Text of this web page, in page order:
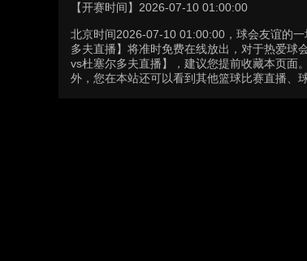
【开赛时间】 2026-07-10 01:00:00
北京时间2026-07-10 01:00:00，球会友谊的
多夫直播】将准时免费在线放出，对于热爱球
vs杜塞尔多夫直播】，建议您提前收藏本页面
外，您在本站还可以看到其他篮球比赛直播、